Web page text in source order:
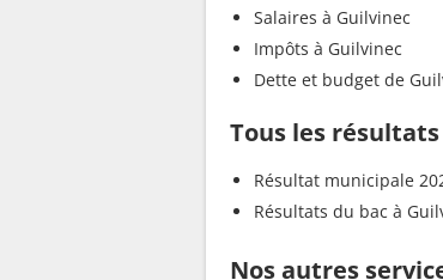
Salaires à Guilvinec
Impôts à Guilvinec
Dette et budget de
Tous les
Résultat municipale
Résultats du bac à
Nos autres